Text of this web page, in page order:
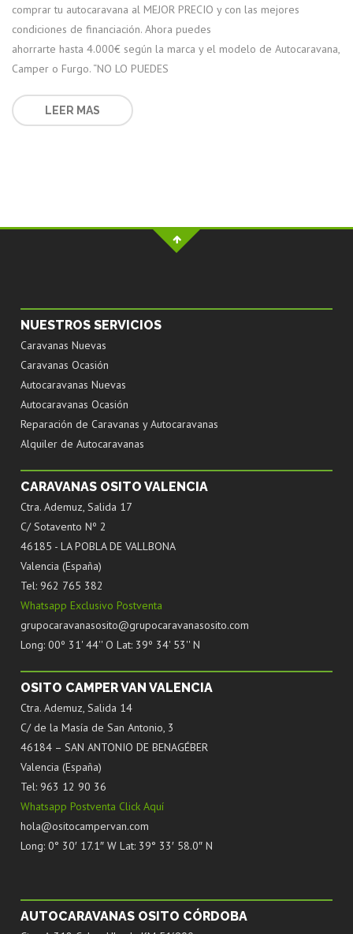
comprar tu autocaravana al MEJOR PRECIO y con las mejores
condiciones de financiación. Ahora puedes
ahorrarte hasta 4.000€ según la marca y el modelo de Autocaravana,
Camper o Furgo. “NO LO PUEDES
LEER MAS
NUESTROS SERVICIOS
Caravanas Nuevas
Caravanas Ocasión
Autocaravanas Nuevas
Autocaravanas Ocasión
Reparación de Caravanas y Autocaravanas
Alquiler de Autocaravanas
CARAVANAS OSITO VALENCIA
Ctra. Ademuz, Salida 17
C/ Sotavento Nº 2
46185 - LA POBLA DE VALLBONA
Valencia (España)
Tel: 962 765 382
Whatsapp Exclusivo Postventa
grupocaravanasosito@grupocaravanasosito.com
Long: 00º 31' 44'' O Lat: 39º 34' 53'' N
OSITO CAMPER VAN VALENCIA
Ctra. Ademuz, Salida 14
C/ de la Masía de San Antonio, 3
46184 – SAN ANTONIO DE BENAGÉBER
Valencia (España)
Tel: 963 12 90 36
Whatsapp Postventa Click Aquí
hola@ositocampervan.com
Long: 0° 30′ 17.1″ W Lat: 39° 33′ 58.0″ N
AUTOCARAVANAS OSITO CÓRDOBA